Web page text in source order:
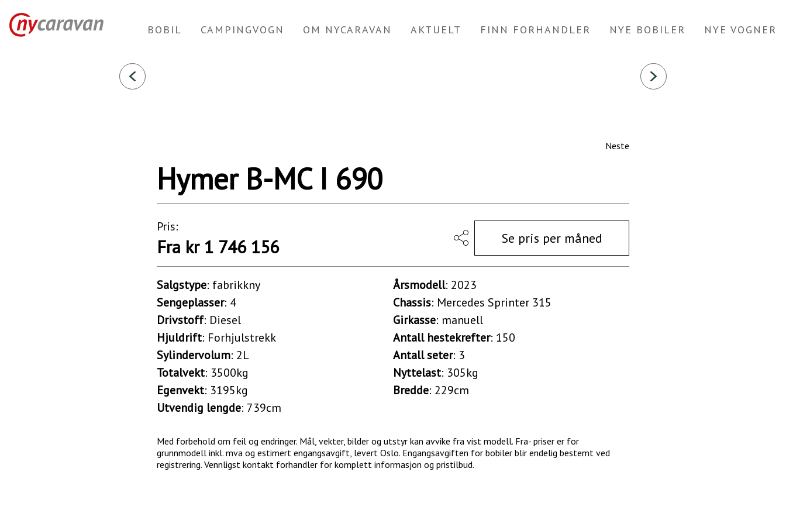
Hymer
B-
BOBIL CAMPINGVOGN OM NYCARAVAN AKTUELT FINN FORHANDLER NYE BOBILER NYE VOGNER
Neste
Hymer B-MC I 690
Pris:
Fra kr 1 746 156 Se pris per måned
Salgstype: fabrikkny Årsmodell: 2023
Sengeplasser: 4 Chassis: Mercedes Sprinter 315
Drivstoff: Diesel Girkasse: manuell
Hjuldrift: Forhjulstrekk Antall hestekrefter: 150
Sylindervolum: 2L Antall seter: 3
Totalvekt: 3500kg Nyttelast: 305kg
Egenvekt: 3195kg Bredde: 229cm
Utvendig lengde: 739cm
Med forbehold om feil og endringer. Mål, vekter, bilder og utstyr kan avvike fra vist modell. Fra- priser er for
grunnmodell inkl. mva og estimert engangsavgift, levert Oslo. Engangsavgiften for bobiler blir endelig bestemt ved
registrering. Vennligst kontakt forhandler for komplett informasjon og pristilbud.